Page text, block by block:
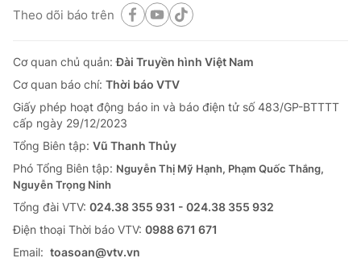
Giải sao mai
Âm nhạc
Du lịch
Làm đẹp
Chất lượng cuộc sống
Tuyển sinh
Học trực tuyến
Công nghệ
Hitech Công nghệ tương lai
Sản phẩm
Thị trường
Tư vấn
Giao lưu trực tuyến
Lịch phát sóng
Chuyên mục khác
Theo dõi báo trên
Cơ quan chủ quản:Đài Truyền hình Việt Nam
Cơ quan báo chí: Thời báo VTV
Giấy phép hoạt động báo in và báo điện tử số 483/GP-BTTTT
cấp ngày 29/12/2023
Tổng Biên tập: Vũ Thanh Thủy
Phó Tổng Biên tập: Nguyễn Thị Mỹ Hạnh, Phạm Quốc Thắng,
Nguyễn Trọng Ninh
Tổng đài VTV: 024.38 355 931 - 024.38 355 932
Ðiện thoại Thời báo VTV: 0988 671 671
Email: toasoan@vtv.vn